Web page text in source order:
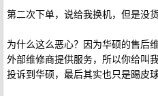
第二次下单，说给我换机，但是没
为什么这么恶心？因为华硕的售后
外部维修商提供服务，所以你给叫
投诉到华硕，最后其实也只是踢皮